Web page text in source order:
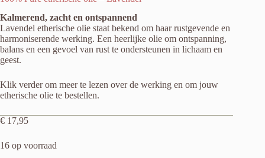
Kalmerend, zacht en ontspannend
Lavendel etherische olie staat bekend om haar rustgevende en
harmoniserende werking. Een heerlijke olie om ontspanning,
balans en een gevoel van rust te ondersteunen in lichaam en
geest.
Klik verder om meer te lezen over de werking en om jouw
etherische olie te bestellen.
€ 17,95
16 op voorraad